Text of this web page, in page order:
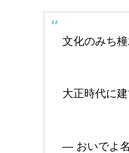
文化のみち
大正時代に
— おいでよ